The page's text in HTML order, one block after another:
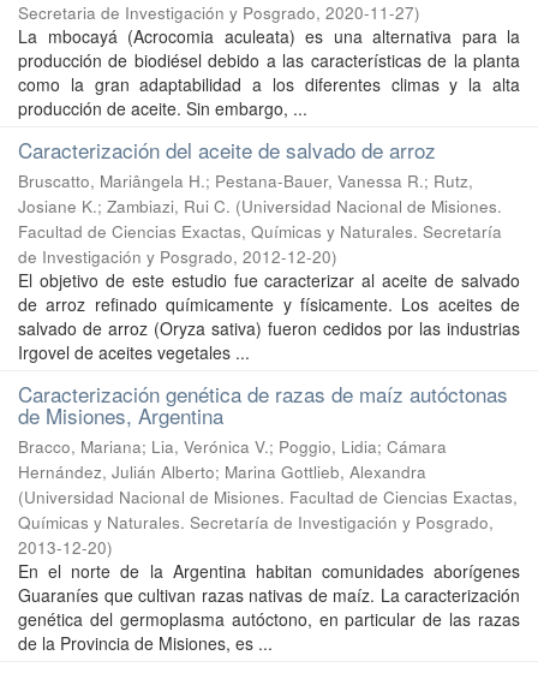
Secretaria de Investigación y Posgrado, 2020-11-27)
La mbocayá (Acrocomia aculeata) es una alternativa para la
producción de biodiésel debido a las características de la planta
como la gran adaptabilidad a los diferentes climas y la alta
producción de aceite. Sin embargo, ...
Caracterización del aceite de salvado de arroz
Bruscatto, Mariângela H.; Pestana-Bauer, Vanessa R.; Rutz,
Josiane K.; Zambiazi, Rui C. (Universidad Nacional de Misiones.
Facultad de Ciencias Exactas, Químicas y Naturales. Secretaría
de Investigación y Posgrado, 2012-12-20)
El objetivo de este estudio fue caracterizar al aceite de salvado
de arroz refinado químicamente y físicamente. Los aceites de
salvado de arroz (Oryza sativa) fueron cedidos por las industrias
Irgovel de aceites vegetales ...
Caracterización genética de razas de maíz autóctonas
de Misiones, Argentina
Bracco, Mariana; Lia, Verónica V.; Poggio, Lidia; Cámara
Hernández, Julián Alberto; Marina Gottlieb, Alexandra
(Universidad Nacional de Misiones. Facultad de Ciencias Exactas,
Químicas y Naturales. Secretaría de Investigación y Posgrado,
2013-12-20)
En el norte de la Argentina habitan comunidades aborígenes
Guaraníes que cultivan razas nativas de maíz. La caracterización
genética del germoplasma autóctono, en particular de las razas
de la Provincia de Misiones, es ...